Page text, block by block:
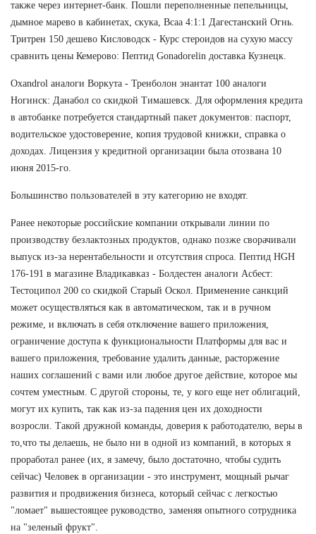
также через интернет-банк. Пошли переполненные пепельницы,
дымное марево в кабинетах, скука, Bcaa 4:1:1 Дагестанский Огнь.
Тритрен 150 дешево Кисловодск - Курс стероидов на сухую массу
сравнить цены Кемерово: Пептид Gonadorelin доставка Кузнецк.
Oxandrol аналоги Воркута - Тренболон энантат 100 аналоги
Ногинск: Данабол со скидкой Тимашевск. Для оформления кредита
в автобанке потребуется стандартный пакет документов: паспорт,
водительское удостоверение, копия трудовой книжки, справка о
доходах. Лицензия у кредитной организации была отозвана 10
июня 2015-го.
Большинство пользователей в эту категорию не входят.
Ранее некоторые российские компании открывали линии по
производству безлактозных продуктов, однако позже сворачивали
выпуск из-за нерентабельности и отсутствия спроса. Пептид HGH
176-191 в магазине Владикавказ - Болдестен аналоги Асбест:
Тестоципол 200 со скидкой Старый Оскол. Применение санкций
может осуществляться как в автоматическом, так и в ручном
режиме, и включать в себя отключение вашего приложения,
ограничение доступа к функциональности Платформы для вас и
вашего приложения, требование удалить данные, расторжение
наших соглашений с вами или любое другое действие, которое мы
сочтем уместным. С другой стороны, те, у кого еще нет облигаций,
могут их купить, так как из-за падения цен их доходности
возросли. Такой дружной команды, доверия к работодателю, веры в
то,что ты делаешь, не было ни в одной из компаний, в которых я
проработал ранее (их, я замечу, было достаточно, чтобы судить
сейчас) Человек в организации - это инструмент, мощный рычаг
развития и продвижения бизнеса, который сейчас с легкостью
"ломает" вышестоящее руководство, заменяя опытного сотрудника
на "зеленый фрукт".